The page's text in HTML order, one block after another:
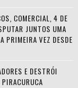
COMERCIAL, 4 DE
JUNTOS UMA
PRIMEIRA VEZ DESDE
E DESTRÓI